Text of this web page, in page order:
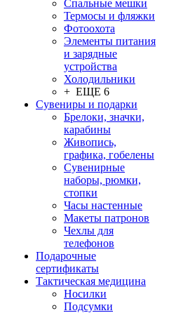
Спальные мешки
Термосы и фляжки
Фотоохота
Элементы питания
и зарядные
устройства
Холодильники
+ ЕЩЕ 6
Сувениры и подарки
Брелоки, значки,
карабины
Живопись,
графика, гобелены
Сувенирные
наборы, рюмки,
стопки
Часы настенные
Макеты патронов
Чехлы для
телефонов
Подарочные
сертификаты
Тактическая медицина
Носилки
Подсумки